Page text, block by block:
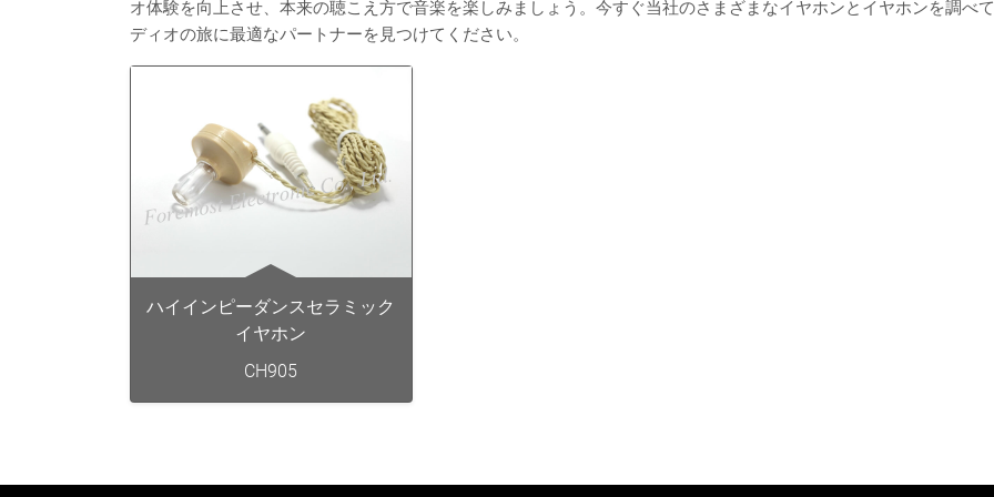
オ体験を向上させ、本来の聴こえ方で音楽を楽しみましょう。今すぐ当社のさまざまなイヤホンとイヤホンを調べ
ディオの旅に最適なパートナーを見つけてください。
ハイインピーダンスセラミック
イヤホン
CH905